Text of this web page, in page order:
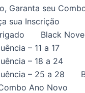
Garanta seu
sua Inscrição
Black
– 11 a 17
– 18 a 24
– 25 a 28
Ano Novo